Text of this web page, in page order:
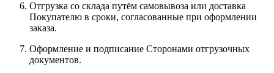
Отгрузка со склада путём самовывоза или доставка
Покупателю в сроки, согласованные при оформлении
заказа.
Оформление и подписание Сторонами отгрузочных
документов.